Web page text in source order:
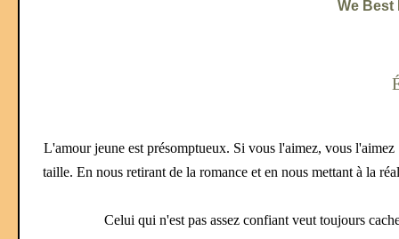
We Best
L'amour jeune est présomptueux. Si vous l'aimez, vous
taille. En nous retirant de la romance et en nous mettant à la
Celui qui n'est pas assez confiant veut toujours